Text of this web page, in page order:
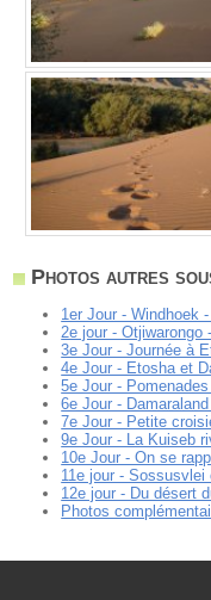
Photos autres
1er Jour - Windhoek
2e jour - Otjiwarongo
3e Jour - Journée à
4e Jour - Etosha et
5e Jour -
6e Jour -
7e Jour - Petite
9e Jour - La Kuiseb
10e Jour - On se
11e jour -
12e jour - Du désert
Photos